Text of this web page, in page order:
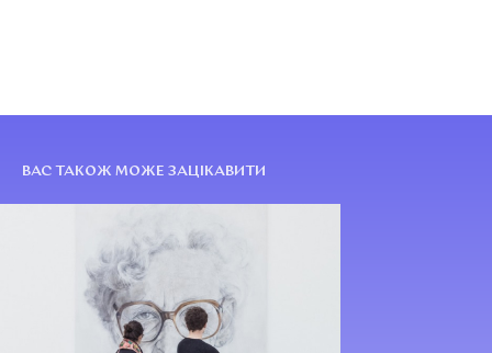
ВАС ТАКОЖ МОЖЕ ЗАЦІКАВИТИ